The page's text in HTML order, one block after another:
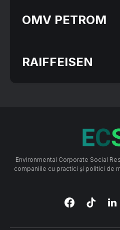
OMV PETROM
RAIFFEISEN
Environmental Corporate Social
companiile cu practici și politici de